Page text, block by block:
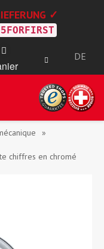
✓
5FORFIRST
DE
chiffres en chromé